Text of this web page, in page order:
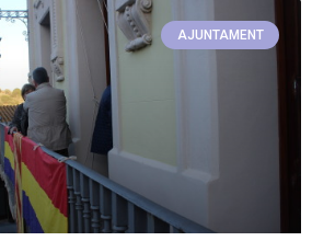
AJUNTAMENT